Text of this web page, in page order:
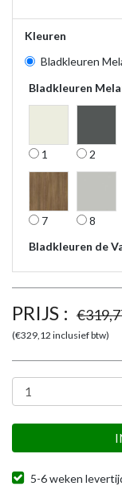
Kleuren
Bladkleuren
Bladkleuren
1 2
7
8
Bladkleuren de
PRIJS : €
(€329,12 inclusief btw)
5-6 weken